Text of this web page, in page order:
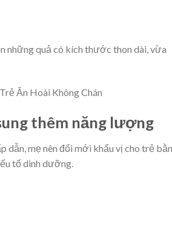
những quả có kích thước thon dài, vừa
Ăn Hoài Không Chán
thêm năng lượng
dẫn, mẹ nên đổi mới khẩu vị cho trẻ
tố dinh dưỡng.